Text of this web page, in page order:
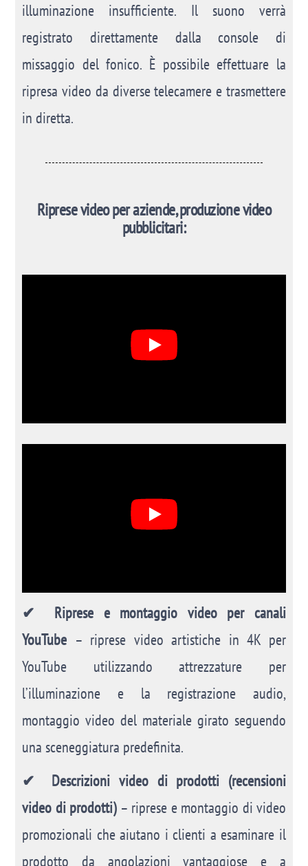
illuminazione insufficiente. Il suono verrà
registrato direttamente dalla console di
missaggio del fonico. È possibile effettuare la
ripresa video da diverse telecamere e trasmettere
in diretta.
Riprese video per aziende, produzione video
pubblicitari:
✔ Riprese e montaggio video per canali
YouTube – riprese video artistiche in 4K per
YouTube utilizzando attrezzature per
l’illuminazione e la registrazione audio,
montaggio video del materiale girato seguendo
una sceneggiatura predefinita.
✔ Descrizioni video di prodotti (recensioni
video di prodotti)– riprese e montaggio di video
promozionali che aiutano i clienti a esaminare il
prodotto da angolazioni vantaggiose e a